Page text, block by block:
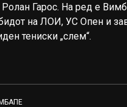
Гарос. На ред е
на ЛОИ, УС Опен и
тениски „слем“.